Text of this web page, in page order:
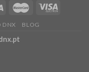
DNX BLOG